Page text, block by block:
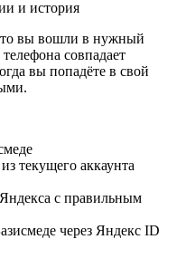
и история
вы вошли в нужный
совпадает
вы попадёте в свой
текущего аккаунта
с правильным
через Яндекс ID